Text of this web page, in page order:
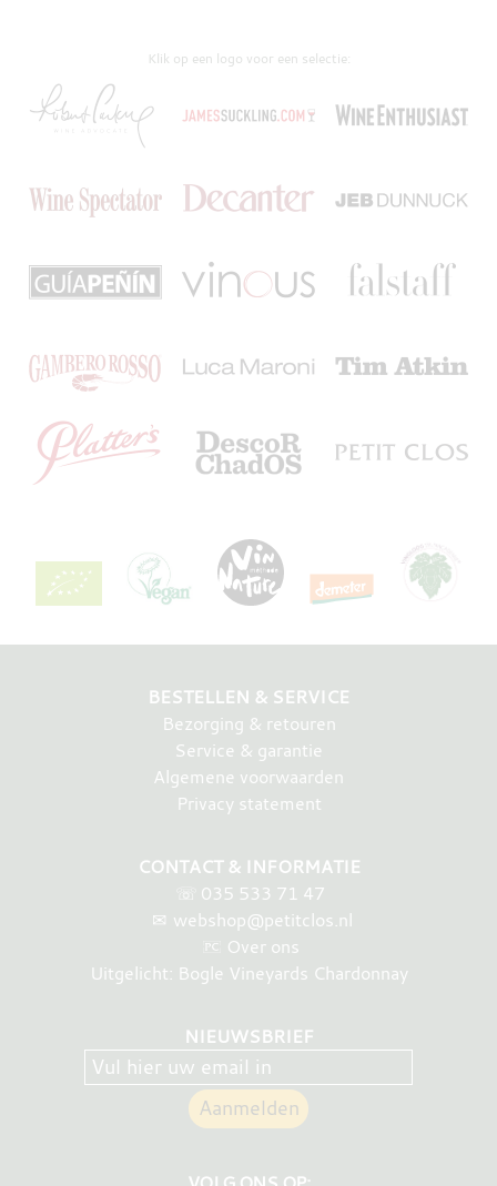
Klik op een logo voor een selectie:
BESTELLEN & SERVICE
Bezorging & retouren
Service & garantie
Algemene voorwaarden
Privacy statement
CONTACT & INFORMATIE
☏ 035 533 71 47
✉ webshop@petitclos.nl
Over ons
Uitgelicht: Bogle Vineyards Chardonnay
NIEUWSBRIEF